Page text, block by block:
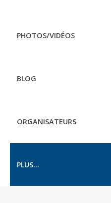
PHOTOS/VIDÉOS
BLOG
ORGANISATEURS
PLUS...